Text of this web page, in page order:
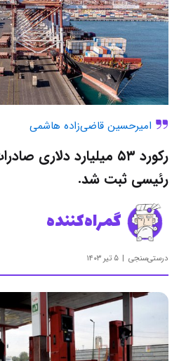
امیرحسین قاضی‌زاده هاشمی
رکورد ۵۳ میلیارد
رئیسی ثبت شد.
گمراه‌کننده
درستی‌سنجی ۵ تیر ۱۴۰۳